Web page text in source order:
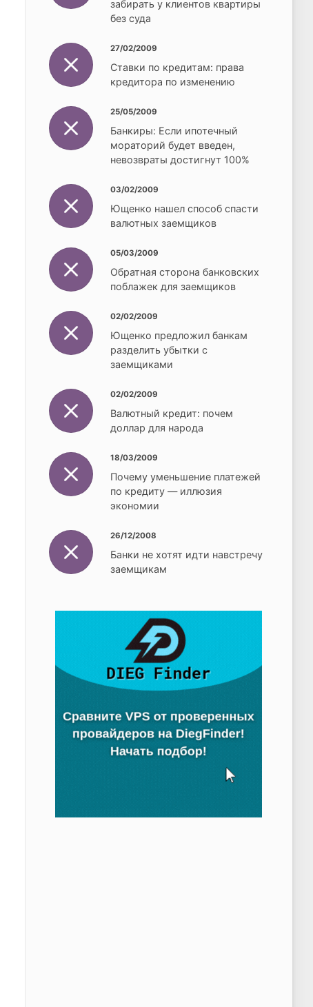
забирать у клиентов квартиры
без суда
27/02/2009
Ставки по кредитам: права
кредитора по изменению
25/05/2009
Банкиры: Если ипотечный
мораторий будет введен,
невозвраты достигнут 100%
03/02/2009
Ющенко нашел способ спасти
валютных заемщиков
05/03/2009
Обратная сторона банковских
поблажек для заемщиков
02/02/2009
Ющенко предложил банкам
разделить убытки с
заемщиками
02/02/2009
Валютный кредит: почем
доллар для народа
18/03/2009
Почему уменьшение платежей
по кредиту — иллюзия
экономии
26/12/2008
Банки не хотят идти навстречу
заемщикам